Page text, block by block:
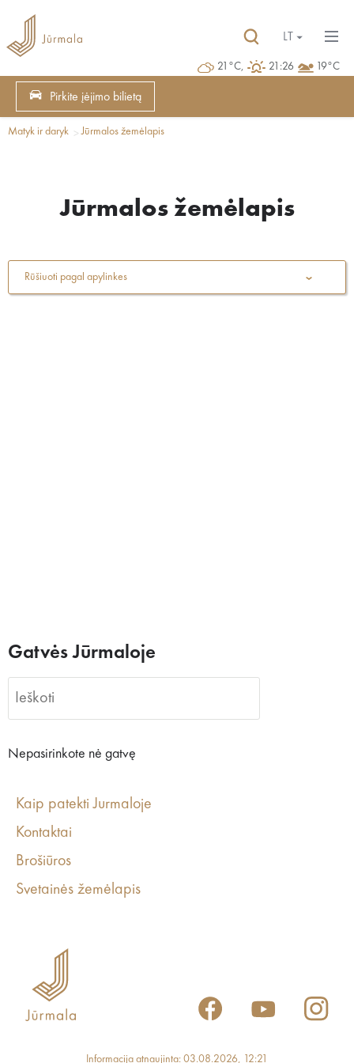
21°C, 21:26 19°C
LT
Pirkite įėjimo bilietą
Matyk ir daryk Jūrmalos žemėlapis
Jūrmalos žemėlapis
Rūšiuoti pagal apylinkes
Gatvės Jūrmaloje
Nepasirinkote nė gatvę
Kaip patekti Jurmaloje
Kontaktai
Brošiūros
Svetainės žemėlapis
Informacija atnaujinta: 03.08.2026, 12:21